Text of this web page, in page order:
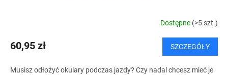
Dostępne (>5 szt.)
60,95 zł SZCZEGÓŁY
Musisz odłożyć okulary podczas jazdy? Czy nadal chcesz mieć je